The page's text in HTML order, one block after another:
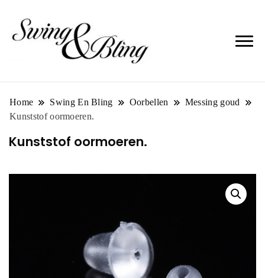
Home Swing En Bling Oorbellen
Messing goud
Kunststof oormoeren.
Kunststof oormoeren.